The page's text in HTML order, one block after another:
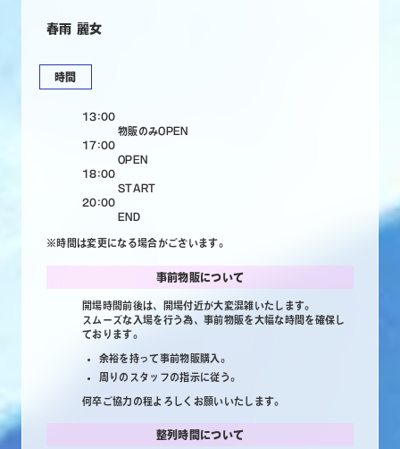
春雨 麗女
時間
13:00
物販のみOPEN
17:00
OPEN
18:00
START
20:00
END
※時間は変更になる場合がございます。
事前物販について
開場時間前後は、開場付近が大変混雑いたします。
スムーズな入場を行う為、事前物販を大幅な時間を確保し
ております。
余裕を持って事前物販購入。
周りのスタッフの指示に従う。
何卒ご協力の程よろしくお願いいたします。
整列時間について